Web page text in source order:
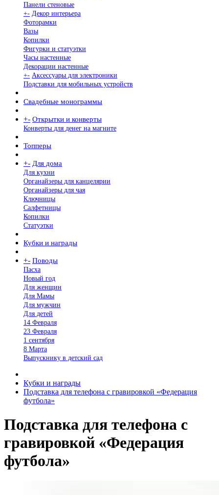
Панели стеновые
+- Декор интерьера
Фоторамки
Вазы
Копилки
Фигурки и статуэтки
Часы настенные
Декорации настенные
+- Аксессуары для электроники
Подставки для мобильных устройств
Свадебные монограммы
+- Открытки и конверты
Конверты для денег на магните
Топперы
+- Для дома
Для кухни
Органайзеры для канцелярии
Органайзеры для чая
Ключницы
Салфетницы
Копилки
Статуэтки
Кубки и награды
+- Поводы
Пасха
Новый год
Для женщин
Для Мамы
Для мужчин
Для детей
14 Февраля
23 Февраля
1 сентября
8 Марта
Выпускнику в детский сад
Кубки и награды
Подставка для телефона с гравировкой «Федерация
футбола»
Подставка для телефона с
гравировкой «Федерация
футбола»